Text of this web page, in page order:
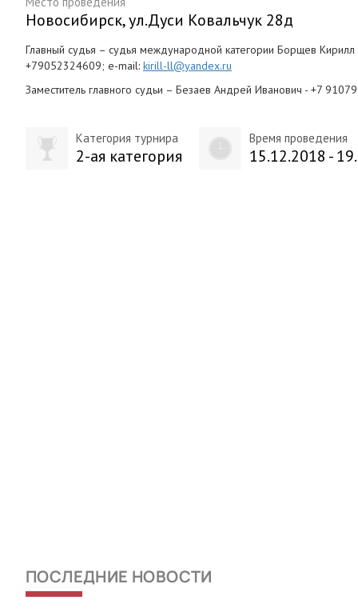
Новосибирск, ул.Дуси Ковальчук 28д
Главный судья – судья международной категории Борщев Кирилл
+79052324609; e-mail: kirill-ll@yandex.ru
Заместитель главного судьи – Безаев Андрей Иванович - +7
Категория турнира
2-ая категория
Время проведения
15.12.2018 -
ПОСЛЕДНИЕ НОВОСТИ